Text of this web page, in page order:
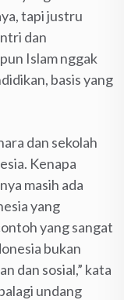
tapi justru
dan
Islam nggak
basis yang
dan sekolah
Kenapa
masih ada
yang
yang sangat
bukan
dan sosial,” kata
undang